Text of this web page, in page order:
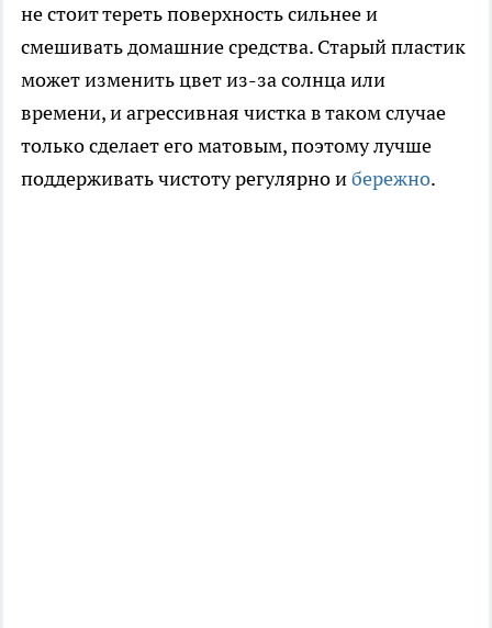
не стоит тереть поверхность сильнее и
смешивать домашние средства. Старый пластик
может изменить цвет из-за солнца или
времени, и агрессивная чистка в таком случае
только сделает его матовым, поэтому лучше
поддерживать чистоту регулярно ибережно.